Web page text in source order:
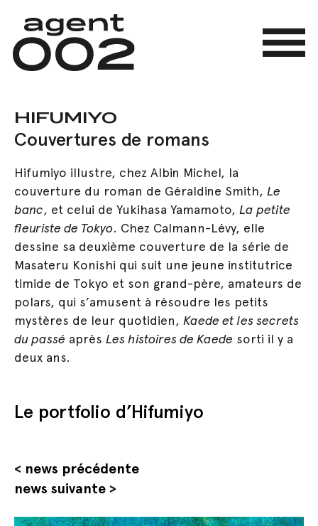
main
content
Menu
HIFUMIYO
Couvertures de romans
Hifumiyo illustre, chez Albin Michel, la
couverture du roman de Géraldine Smith, Le
banc, et celui de Yukihasa Yamamoto, La petite
fleuriste de Tokyo. Chez Calmann-Lévy, elle
dessine sa deuxième couverture de la série de
Masateru Konishi qui suit une jeune institutrice
timide de Tokyo et son grand-père, amateurs de
polars, qui s’amusent à résoudre les petits
mystères de leur quotidien, Kaede et les secrets
du passé après Les histoires de Kaede sorti il y a
deux ans.
Le portfolio d’Hifumiyo
< news précédente
news suivante >